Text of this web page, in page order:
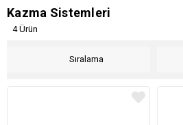
Kazma Sistemleri
Sıralama
4 Ürün